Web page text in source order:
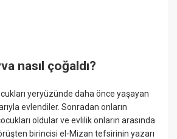
nasıl çoğaldı?
yeryüzünde daha önce yaşayan
evlendiler. Sonradan onların
oldular ve evlilik onların arasında
birincisi el-Mizan tefsirinin yazarı